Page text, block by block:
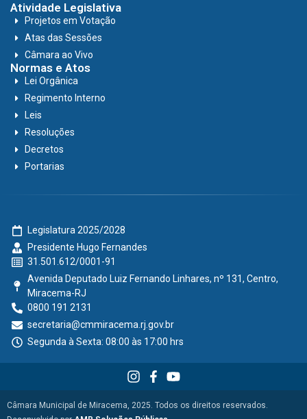
Atividade Legislativa
Projetos em Votação
Atas das Sessões
Câmara ao Vivo
Normas e Atos
Lei Orgânica
Regimento Interno
Leis
Resoluções
Decretos
Portarias
Legislatura 2025/2028
Presidente Hugo Fernandes
31.501.612/0001-91
Avenida Deputado Luiz Fernando Linhares, nº 131, Centro,
Miracema-RJ
0800 191 2131
secretaria@cmmiracema.rj.gov.br
Segunda à Sexta: 08:00 às 17:00 hrs
Câmara Municipal de Miracema, 2025. Todos os direitos reservados.